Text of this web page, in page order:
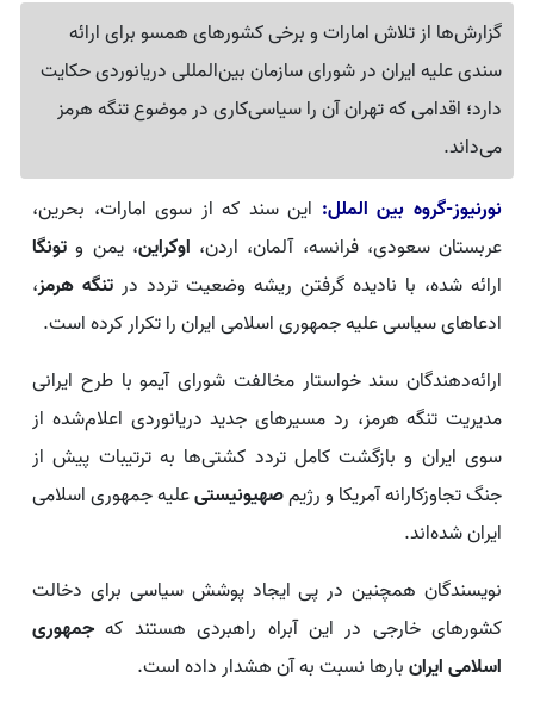
گزارش‌ها از تلاش امارات و برخی کشورهای همسو برای ارائه
سندی علیه ایران در شورای سازمان بین‌المللی دریانوردی حکایت
دارد؛ اقدامی که تهران آن را سیاسی‌کاری در موضوع تنگه هرمز
می‌داند.
نورنیوز-گروه بین الملل: این سند که از سوی امارات، بحرین،
عربستان سعودی، فرانسه، آلمان، اردن، اوکراین، یمن و تونگا
ارائه شده، با نادیده گرفتن ریشه وضعیت تردد در تنگه هرمز،
ادعاهای سیاسی علیه جمهوری اسلامی ایران را تکرار کرده است.
ارائه‌دهندگان سند خواستار مخالفت شورای آیمو با طرح ایرانی
مدیریت تنگه هرمز، رد مسیرهای جدید دریانوردی اعلام‌شده از
سوی ایران و بازگشت کامل تردد کشتی‌ها به ترتیبات پیش از
جنگ تجاوزکارانه آمریکا و رژیمصهیونیستیعلیه جمهوری اسلامی
ایران شده‌اند.
نویسندگان همچنین در پی ایجاد پوشش سیاسی برای دخالت
کشورهای خارجی در این آبراه راهبردی هستند کهجمهوری
اسلامی ایرانبارها نسبت به آن هشدار داده است.